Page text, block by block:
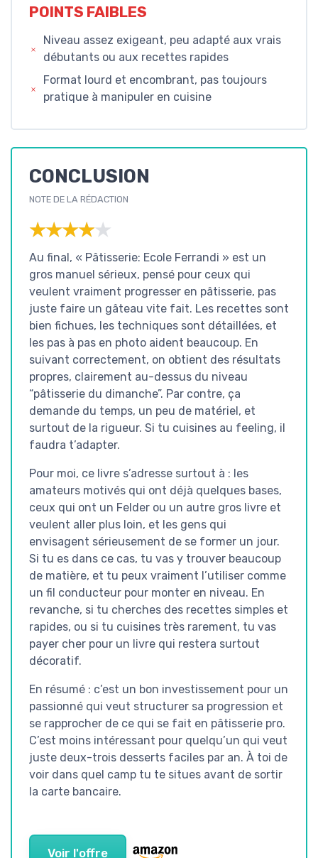
POINTS FAIBLES
Niveau assez exigeant, peu adapté aux vrais
débutants ou aux recettes rapides
Format lourd et encombrant, pas toujours
pratique à manipuler en cuisine
CONCLUSION
NOTE DE LA RÉDACTION
★★★★★
★★★★★
Au final, « Pâtisserie: Ecole Ferrandi » est un
gros manuel sérieux, pensé pour ceux qui
veulent vraiment progresser en pâtisserie, pas
juste faire un gâteau vite fait. Les recettes sont
bien fichues, les techniques sont détaillées, et
les pas à pas en photo aident beaucoup. En
suivant correctement, on obtient des résultats
propres, clairement au-dessus du niveau
“pâtisserie du dimanche”. Par contre, ça
demande du temps, un peu de matériel, et
surtout de la rigueur. Si tu cuisines au feeling, il
faudra t’adapter.
Pour moi, ce livre s’adresse surtout à : les
amateurs motivés qui ont déjà quelques bases,
ceux qui ont un Felder ou un autre gros livre et
veulent aller plus loin, et les gens qui
envisagent sérieusement de se former un jour.
Si tu es dans ce cas, tu vas y trouver beaucoup
de matière, et tu peux vraiment l’utiliser comme
un fil conducteur pour monter en niveau. En
revanche, si tu cherches des recettes simples et
rapides, ou si tu cuisines très rarement, tu vas
payer cher pour un livre qui restera surtout
décoratif.
En résumé : c’est un bon investissement pour un
passionné qui veut structurer sa progression et
se rapprocher de ce qui se fait en pâtisserie pro.
C’est moins intéressant pour quelqu’un qui veut
juste deux-trois desserts faciles par an. À toi de
voir dans quel camp tu te situes avant de sortir
la carte bancaire.
Voir l'offre